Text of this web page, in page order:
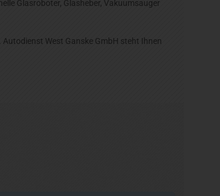
Glasroboter, Glasheber, Vakuumsauger
West Ganske GmbH steht Ihnen